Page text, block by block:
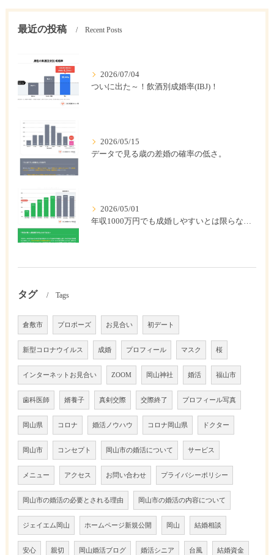
最近の投稿 Recent Posts
2026/07/04
ついに出た～！飲酒別成婚率(IBJ)！
2026/05/15
データで見る歳の差婚の確率の低さ。
2026/05/01
年収1000万円でも成婚しやすいとは限らない? 「年収帯別の成婚率」のリアル
タグ Tags
倉敷市 プロポーズ お見合い 初デート
新型コロナウイルス 成婚 プロフィール マスク 桜
インターネットお見合い ZOOM 岡山神社 婚活 福山市
歯科医師 婿養子 真剣交際 交際終了 プロフィール写真
岡山県 コロナ 婚活ノウハウ コロナ岡山県 ドクター
岡山市 コンセプト 岡山市の婚活について サービス
メニュー アクセス お問い合わせ プライバシーポリシー
岡山市の婚活の必要とされる理由 岡山市の婚活の内容について
ジェイエム岡山 ホームページ新規公開 岡山 結婚相談
安心 親切 岡山婚活ブログ 婚活シニア 台風 結婚資金